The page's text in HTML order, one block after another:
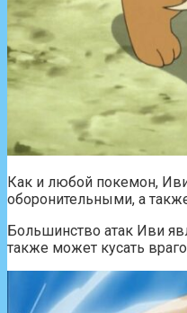
Как и любой покемон,
оборонительными, а
Большинство атак Иви
также может кусать